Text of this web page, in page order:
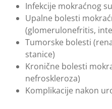
Infekcije mokraćnog
Upalne bolesti
(glomerulonefritis,
Tumorske bolesti
stanice)
Kronične bolesti
nefroskleroza)
Komplikacije nakon